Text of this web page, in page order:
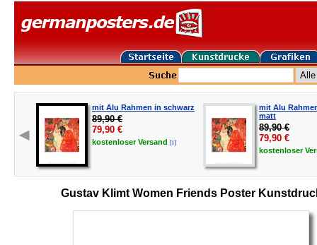
mit Alu Rahmen in schwarz
89,90 €
79,90 €
kostenloserVersand [i]
mit Alu
matt
89,90 €
79,90 €
kostenloser
Gustav Klimt Women Friends Poster